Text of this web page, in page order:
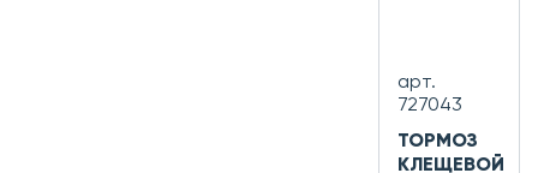
арт.
727043
ТОРМОЗ
КЛЕЩЕВОЙ